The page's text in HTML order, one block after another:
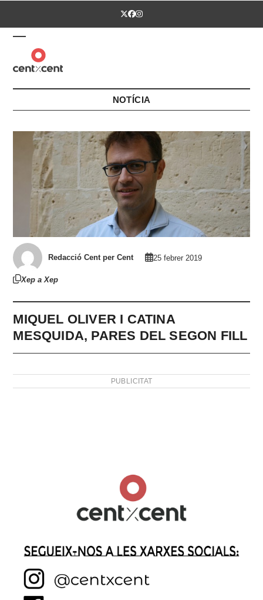
Twitter
Facebook
Instagram
Open
mobile
menu
Close
mobile
menu
NOTÍCIA
Redacció Cent per Cent 25 febrer 2019
Xep a Xep
MIQUEL OLIVER I CATINA
MESQUIDA, PARES DEL SEGON FILL
PUBLICITAT